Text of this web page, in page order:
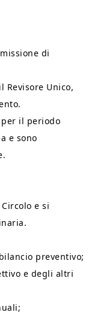
di
Revisore Unico,
il periodo
e sono
Circolo e si
preventivo;
e degli altri